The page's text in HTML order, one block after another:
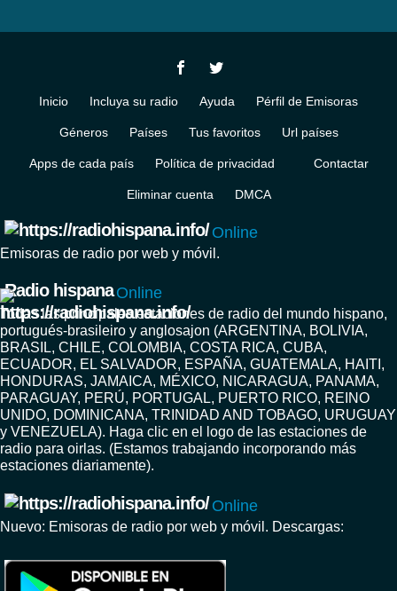
Inicio Incluya su radio Ayuda Pérfil de Emisoras
Géneros Países Tus favoritos Url países
Apps de cada país Política de privacidad Contactar
Eliminar cuenta DMCA
Online
Emisoras de radio por web y móvil.
Radio hispana Online
Todas las principales estaciones de radio del mundo hispano,
portugués-brasileiro y anglosajon (ARGENTINA, BOLIVIA,
BRASIL, CHILE, COLOMBIA, COSTA RICA, CUBA,
ECUADOR, EL SALVADOR, ESPAÑA, GUATEMALA, HAITI,
HONDURAS, JAMAICA, MÉXICO, NICARAGUA, PANAMA,
PARAGUAY, PERÚ, PORTUGAL, PUERTO RICO, REINO
UNIDO, DOMINICANA, TRINIDAD AND TOBAGO, URUGUAY
y VENEZUELA). Haga clic en el logo de las estaciones de
radio para oirlas. (Estamos trabajando incorporando más
estaciones diariamente).
Online
Nuevo: Emisoras de radio por web y móvil. Descargas: